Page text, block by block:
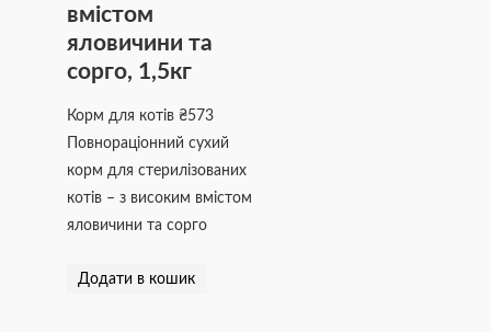
вмістом
яловичини та
сорго, 1,5кг
Корм для котів₴573
Повнораціонний сухий
корм для стерилізованих
котів – з високим вмістом
яловичини та сорго
Додати в кошик